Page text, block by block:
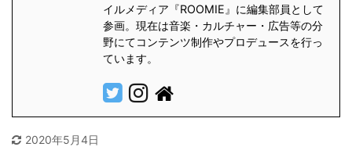
イルメディア『ROOMIE』に編集部員として
参画。現在は音楽・カルチャー・広告等の分
野にてコンテンツ制作やプロデュースを行っ
ています。
2020年5月4日